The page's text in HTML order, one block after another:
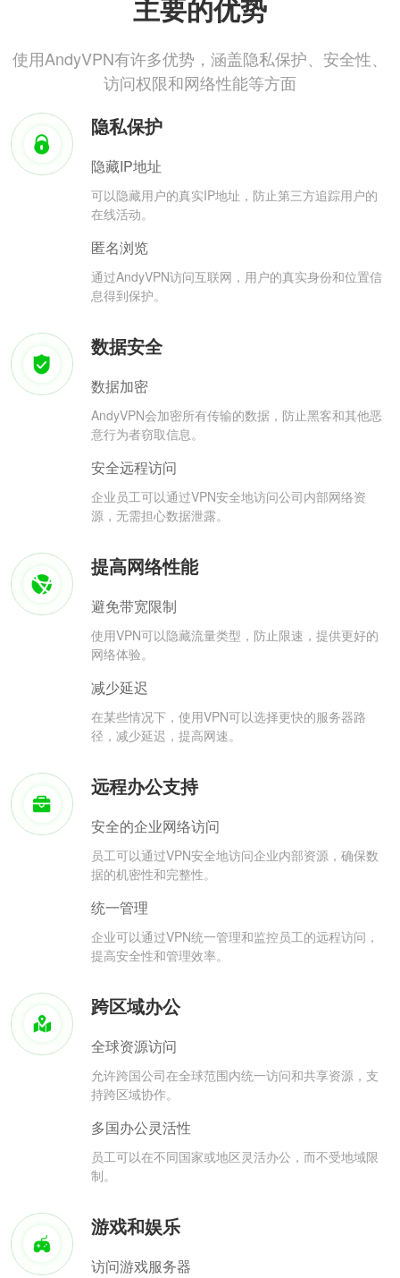
主要的优势
使用AndyVPN有许多优势，涵盖隐私保护、安全性、
访问权限和网络性能等方面
隐私保护
隐藏IP地址
可以隐藏用户的真实IP地址，防止第三方追踪用户的
在线活动。
匿名浏览
通过AndyVPN访问互联网，用户的真实身份和位置信
息得到保护。
数据安全
数据加密
AndyVPN会加密所有传输的数据，防止黑客和其他恶
意行为者窃取信息。
安全远程访问
企业员工可以通过VPN安全地访问公司内部网络资
源，无需担心数据泄露。
提高网络性能
避免带宽限制
使用VPN可以隐藏流量类型，防止限速，提供更好的
网络体验。
减少延迟
在某些情况下，使用VPN可以选择更快的服务器路
径，减少延迟，提高网速。
远程办公支持
安全的企业网络访问
员工可以通过VPN安全地访问企业内部资源，确保数
据的机密性和完整性。
统一管理
企业可以通过VPN统一管理和监控员工的远程访问，
提高安全性和管理效率。
跨区域办公
全球资源访问
允许跨国公司在全球范围内统一访问和共享资源，支
持跨区域协作。
多国办公灵活性
员工可以在不同国家或地区灵活办公，而不受地域限
制。
游戏和娱乐
访问游戏服务器